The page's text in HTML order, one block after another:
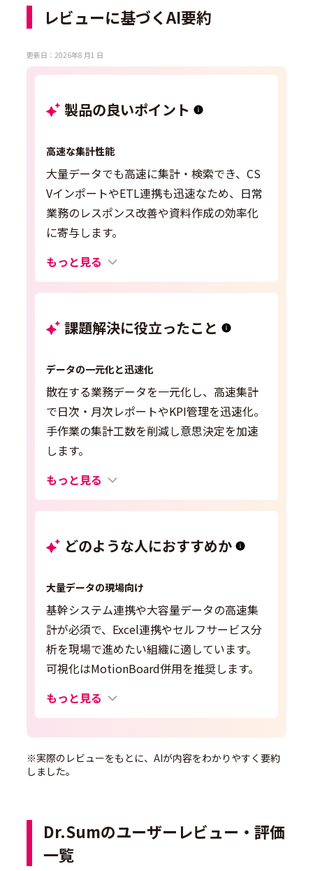
レビューに基づくAI要約
更新日：2026年8 月1 日
製品の良いポイント
高速な集計性能
大量データでも高速に集計・検索でき、CS
VインポートやETL連携も迅速なため、日常
業務のレスポンス改善や資料作成の効率化
に寄与します。
もっと見る
課題解決に役立ったこと
データの一元化と迅速化
散在する業務データを一元化し、高速集計
で日次・月次レポートやKPI管理を迅速化。
手作業の集計工数を削減し意思決定を加速
します。
もっと見る
どのような人におすすめか
大量データの現場向け
基幹システム連携や大容量データの高速集
計が必須で、Excel連携やセルフサービス分
析を現場で進めたい組織に適しています。
可視化はMotionBoard併用を推奨します。
もっと見る
※実際のレビューをもとに、AIが内容をわかりやすく要約
しました。
Dr.Sumのユーザーレビュー・評価
一覧